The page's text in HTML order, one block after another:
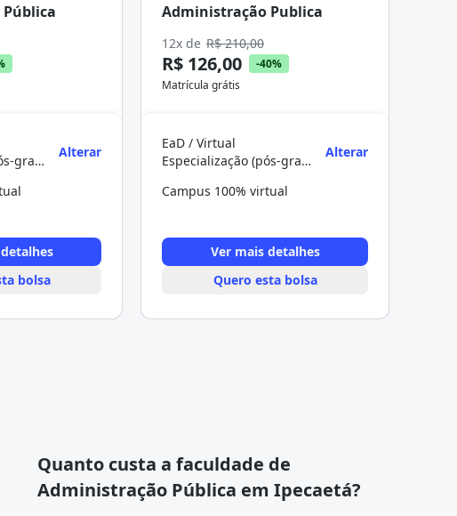
Especialização (pós-graduação)
Alterar
bolsa
Administração Publica
12x de R$ 210,00
R$ 126,00
-40%
Matrícula grátis
EaD / Virtual
Especialização (pós-graduação)
Alterar
Campus 100% virtual
Ver mais detalhes
Quero esta bolsa
Quanto custa a faculdade de
Administração Pública em Ipecaetá?